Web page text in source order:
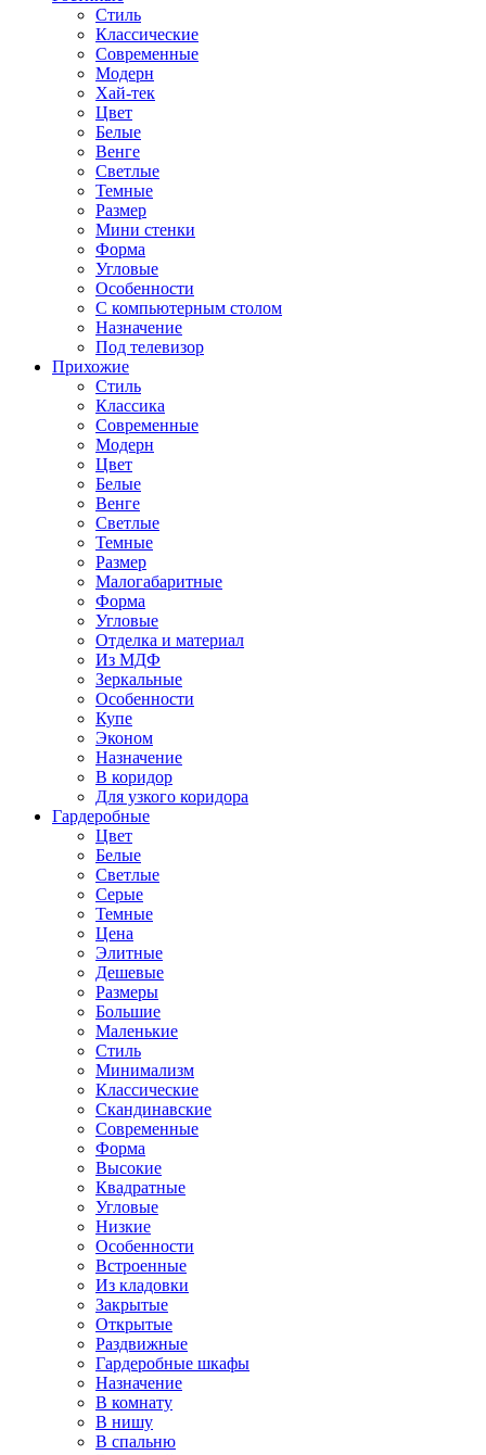
Стиль
Классические
Современные
Модерн
Хай-тек
Цвет
Белые
Венге
Светлые
Темные
Размер
Мини стенки
Форма
Угловые
Особенности
С компьютерным столом
Назначение
Под телевизор
Прихожие
Стиль
Классика
Современные
Модерн
Цвет
Белые
Венге
Светлые
Темные
Размер
Малогабаритные
Форма
Угловые
Отделка и материал
Из МДФ
Зеркальные
Особенности
Купе
Эконом
Назначение
В коридор
Для узкого коридора
Гардеробные
Цвет
Белые
Светлые
Серые
Темные
Цена
Элитные
Дешевые
Размеры
Большие
Маленькие
Стиль
Минимализм
Классические
Скандинавские
Современные
Форма
Высокие
Квадратные
Угловые
Низкие
Особенности
Встроенные
Из кладовки
Закрытые
Открытые
Раздвижные
Гардеробные шкафы
Назначение
В комнату
В нишу
В спальню